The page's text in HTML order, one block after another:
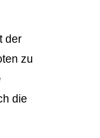
der
zu
die